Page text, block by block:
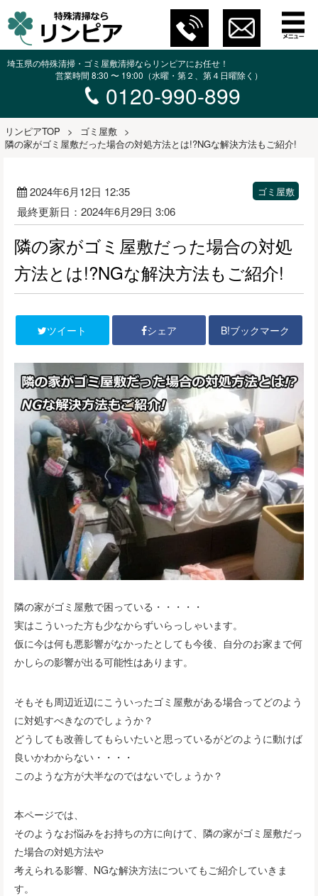
埼玉県の特殊清掃・ゴミ屋敷清掃ならリンピアにお任せ！
営業時間 8:30 〜 19:00（水曜・第２、第４日曜除く）
0120-990-899
リンピアTOP > ゴミ屋敷 >
隣の家がゴミ屋敷だった場合の対処方法とは!?NGな解決方法もご紹介!
2024年6月12日 12:35
最終更新日：2024年6月29日 3:06
ゴミ屋敷
隣の家がゴミ屋敷だった場合の対処
方法とは!?NGな解決方法もご紹介!
ツイート シェア B!ブックマーク
隣の家がゴミ屋敷で困っている・・・・・
実はこういった方も少なからずいらっしゃいます。
仮に今は何も悪影響がなかったとしても今後、自分のお家まで何
かしらの影響が出る可能性はあります。
そもそも周辺近辺にこういったゴミ屋敷がある場合ってどのよう
に対処すべきなのでしょうか？
どうしても改善してもらいたいと思っているがどのように動けば
良いかわからない・・・・
このような方が大半なのではないでしょうか？
本ページでは、
そのようなお悩みをお持ちの方に向けて、隣の家がゴミ屋敷だっ
た場合の対処方法や
考えられる影響、NGな解決方法についてもご紹介していきま
す。